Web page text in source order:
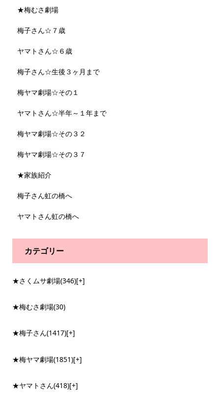
★梅むさ劇場
梅子さん☆７歳
ヤマトさん☆６歳
梅子さん☆生後３ヶ月まで
梅ヤマ劇場☆その１
ヤマトさん☆半年～１年まで
梅ヤマ劇場☆その３２
梅ヤマ劇場☆その３７
★家族紹介
梅子さん虹の橋へ
ヤマトさん虹の橋へ
カテゴリー
★さくムサ劇場(346)[+]
★梅むさ劇場(30)
★梅子さん(1417)[+]
★梅ヤマ劇場(1851)[+]
★ヤマトさん(418)[+]